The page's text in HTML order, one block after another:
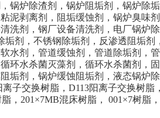
锅炉除渣剂，锅炉阻垢剂，锅炉除
泥剥离剂，阻垢缓蚀剂，锅炉臭味
洗剂，钢厂设备清洗剂，电厂锅炉
垢剂，不锈钢除垢剂，反渗透阻垢
水剂，管道缓蚀剂，管道除垢剂，
环水杀菌灭藻剂，循环水杀菌剂，
垢剂，锅炉缓蚀阻垢剂，液态锅炉
子交换树脂，D113阳离子交换树
，201×7MB混床树脂， 001×7树脂